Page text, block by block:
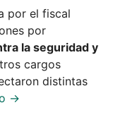
por el fiscal
por
la seguridad y
cargos
distintas